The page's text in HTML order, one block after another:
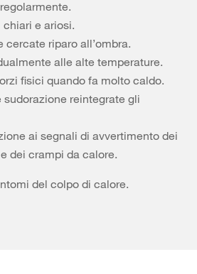
e ariosi.
cercate riparo all’ombra.
alle alte temperature.
fisici quando fa molto caldo.
sudorazione reintegrate gli
ai segnali di avvertimento dei
dei crampi da calore.
del colpo di calore.